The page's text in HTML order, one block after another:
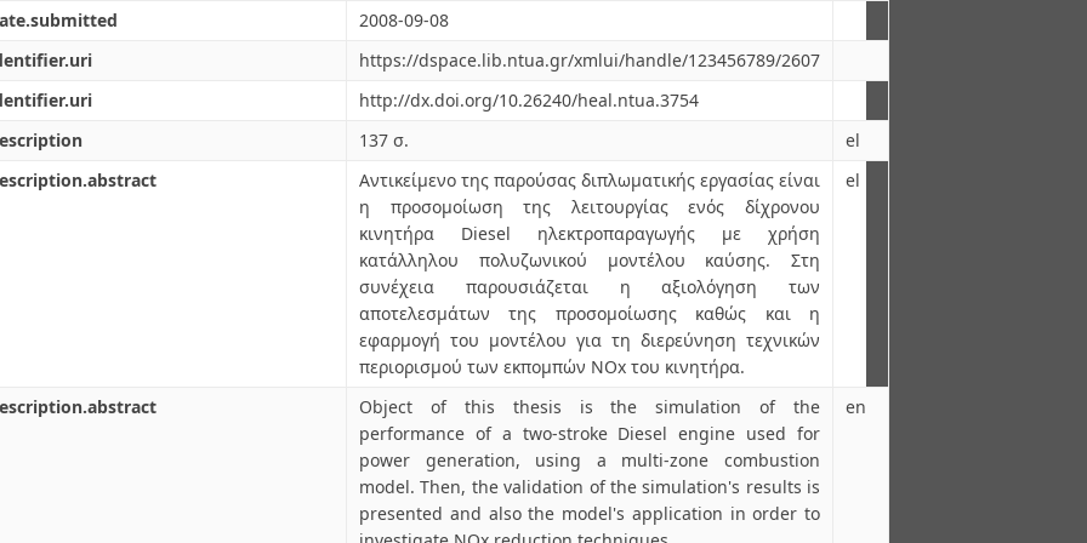
2008-09-08
https://dspace.lib.ntua.gr/xmlui/handle/123456789/2607
http://dx.doi.org/10.26240/heal.ntua.3754
137 σ.
el
Αντικείμενο της παρούσας διπλωματικής εργασίας είναι
η προσομοίωση της λειτουργίας ενός δίχρονου
κινητήρα Diesel ηλεκτροπαραγωγής με χρήση
κατάλληλου πολυζωνικού μοντέλου καύσης. Στη
συνέχεια παρουσιάζεται η αξιολόγηση των
αποτελεσμάτων της προσομοίωσης καθώς και η
εφαρμογή του μοντέλου για τη διερεύνηση τεχνικών
περιορισμού των εκπομπών NOx του κινητήρα.
el
Object of this thesis is the simulation of the
performance of a two-stroke Diesel engine used for
power generation, using a multi-zone combustion
model. Then, the validation of the simulation's results is
presented and also the model's application in order to
en